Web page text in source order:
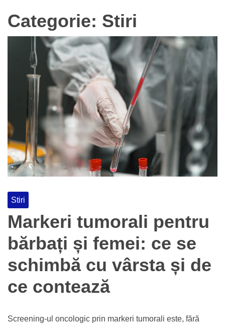
Categorie: Stiri
Stiri
Markeri tumorali pentru
bărbați și femei: ce se
schimbă cu vârsta și de
ce contează
Screening-ul oncologic prin markeri tumorali este, fără